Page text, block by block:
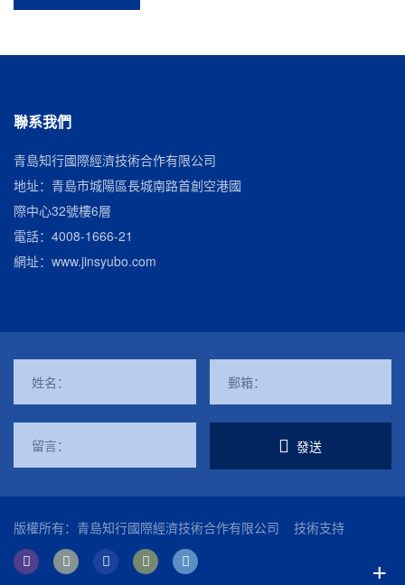
聯系我們
青島知行國際經濟技術合作有限公司
地址：青島市城陽區長城南路首創空港國
際中心32號樓6層
電話： 4008-1666-21
網址： www.jinsyubo.com
發送
版權所有：青島知行國際經濟技術合作有限公司 技術支持
+